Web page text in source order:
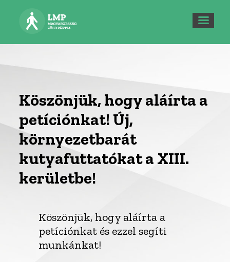
Köszönjük, hogy aláírta a
petíciónkat! Új,
környezetbarát
kutyafuttatókat a XIII.
kerületbe!
Köszönjük, hogy aláírta a
petíciónkat és ezzel segíti
munkánkat!